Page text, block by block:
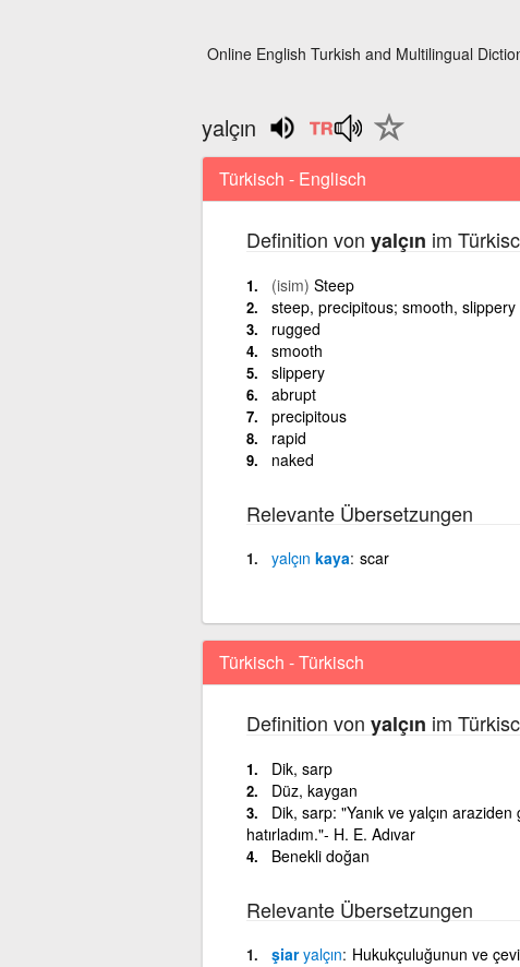
Online English Turkish and Multilingual
yalçın
Türkisch - Englisch
Definition von yalçın im
(isim) Steep
steep, precipitous; smooth, slippery
rugged
smooth
slippery
abrupt
precipitous
rapid
naked
Relevante Übersetzungen
yalçın kaya scar
Türkisch - Türkisch
Definition von yalçın im
Dik, sarp
Düz, kaygan
Dik, sarp: "Yanık ve yalçın
hatırladım."- H. E. Adıvar
Benekli doğan
Relevante Übersetzungen
şiaryalçın Hukukçuluğunun ve